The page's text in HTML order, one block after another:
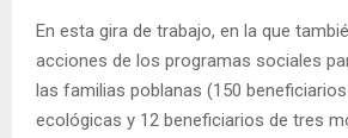
En esta gira de trabajo, en la que
acciones de los programas sociales
las familias poblanas (150
ecológicas y 12 beneficiarios de tres